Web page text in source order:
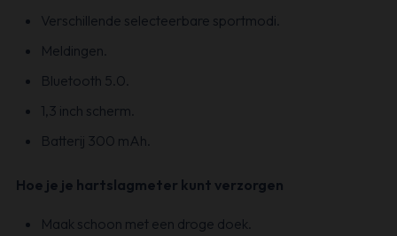
Verschillende selecteerbare sportmodi.
Meldingen.
Bluetooth 5.0.
1,3 inch scherm.
Batterij 300 mAh.
Hoe je je hartslagmeter kunt verzorgen
Maak schoon met een droge doek.